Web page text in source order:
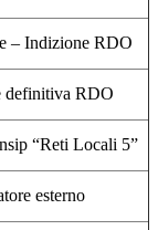
– Indizione RDO
definitiva RDO
“Reti Locali 5”
esterno